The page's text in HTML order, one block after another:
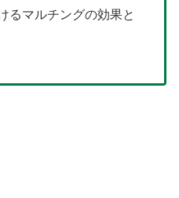
るマルチングの効果と